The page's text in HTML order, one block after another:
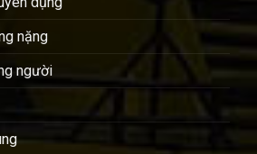
nặng
người